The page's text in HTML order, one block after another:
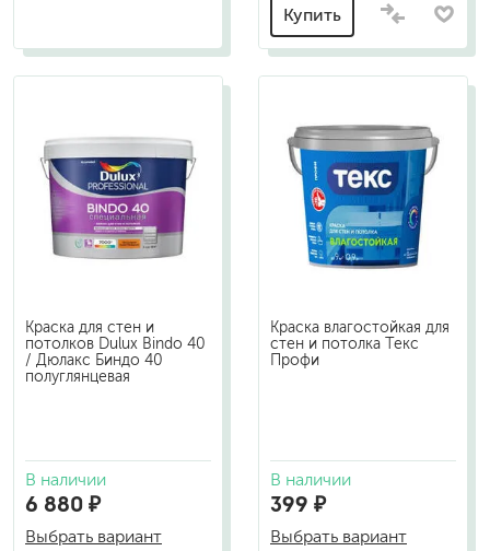
Купить
Краска для стен и
потолков Dulux Bindo 40
/ Дюлакс Биндо 40
полуглянцевая
В наличии
6 880 ₽
Выбрать вариант
Краска влагостойкая для
стен и потолка Текс
Профи
В наличии
399 ₽
Выбрать вариант